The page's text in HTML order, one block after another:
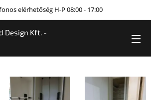
elérhetőség H-P 08:00 - 17:00
Design Kft. -